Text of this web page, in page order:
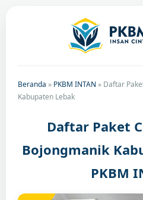
Beranda » PKBM INTAN » Daftar
Kabupaten Lebak
Daftar Paket
Bojongmanik
PKBM